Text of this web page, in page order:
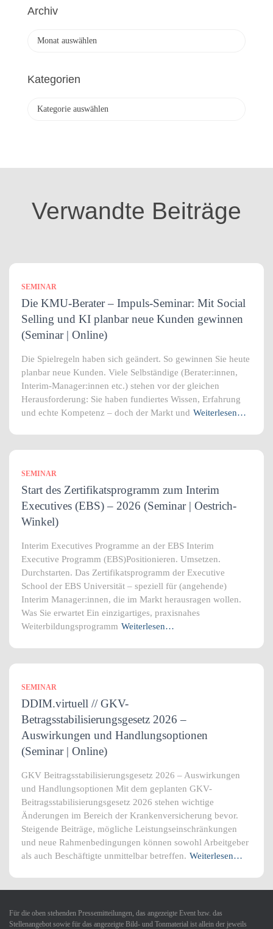
Archiv
h
Kategorien
o
Verwandte Beiträge
SEMINAR
Die KMU-Berater – Impuls-Seminar: Mit Social
Selling und KI planbar neue Kunden gewinnen
(Seminar | Online)
Die Spielregeln haben sich geändert. So gewinnen Sie heute
planbar neue Kunden. Viele Selbständige (Berater:innen,
Interim-Manager:innen etc.) stehen vor der gleichen
Herausforderung: Sie haben fundiertes Wissen, Erfahrung
und echte Kompetenz – doch der Markt und Weiterlesen…
SEMINAR
Start des Zertifikatsprogramm zum Interim
Executives (EBS) – 2026 (Seminar | Oestrich-
Winkel)
Interim Executives Programme an der EBS Interim
Executive Programm (EBS)Positionieren. Umsetzen.
Durchstarten. Das Zertifikatsprogramm der Executive
School der EBS Universität – speziell für (angehende)
Interim Manager:innen, die im Markt herausragen wollen.
Was Sie erwartet Ein einzigartiges, praxisnahes
Weiterbildungsprogramm Weiterlesen…
SEMINAR
DDIM.virtuell // GKV-
Betragsstabilisierungsgesetz 2026 –
Auswirkungen und Handlungsoptionen
(Seminar | Online)
GKV Beitragsstabilisierungsgesetz 2026 – Auswirkungen
und Handlungsoptionen Mit dem geplanten GKV-
Beitragsstabilisierungsgesetz 2026 stehen wichtige
Änderungen im Bereich der Krankenversicherung bevor.
Steigende Beiträge, mögliche Leistungseinschränkungen
und neue Rahmenbedingungen können sowohl Arbeitgeber
als auch Beschäftigte unmittelbar betreffen. Weiterlesen…
Für die oben stehenden Pressemitteilungen, das angezeigte Event bzw. das
Stellenangebot sowie für das angezeigte Bild- und Tonmaterial ist allein der jeweils